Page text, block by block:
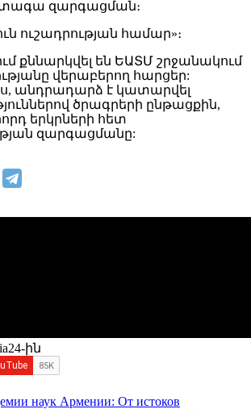
զարգացման։
ուշադրության համար»։
քննարկվել են ԵԱՏՄ շրջանակում
վերաբերող հարցեր:
անդրադարձ է կատարվել
ծրագրերի ընթացքին,
երկրների հետ
զարգացմանը:
ին
наук Армении: От истоков